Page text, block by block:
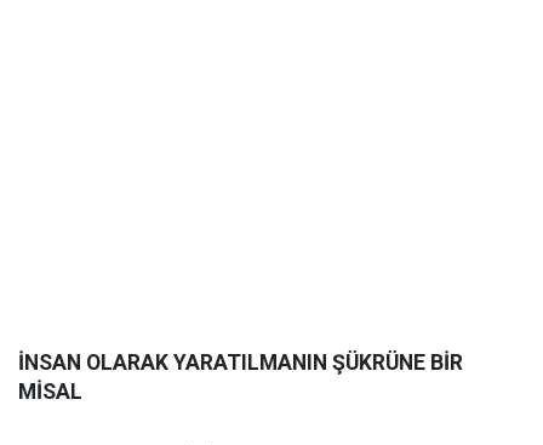
İNSAN OLARAK YARATILMANIN ŞÜKRÜNE BİR
MİSAL